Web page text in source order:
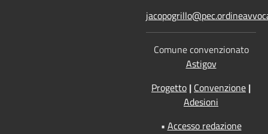
Comune convenzionato
Astigov
Progetto | Convenzione |
Adesioni
• Accesso redazione